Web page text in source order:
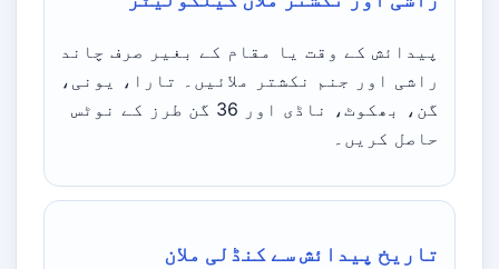
پیدائش کے وقت یا مقام کے بغیر صرف چاند
راشی اور جنم نکشتر ملائیں۔ تارا، یونی،
گن، بھکوٹ، ناڈی اور 36 گن طرز کے نوٹس
حاصل کریں۔
تاریخ پیدائش سے کنڈلی ملان